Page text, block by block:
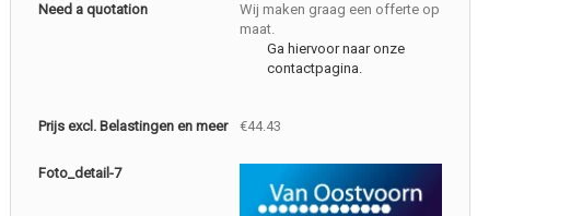
Need a quotation
Wij maken graag een offerte op
maat.
Ga hiervoor naar onze
contactpagina.
Prijs excl. Belastingen en meer €44.43
Foto_detail-7